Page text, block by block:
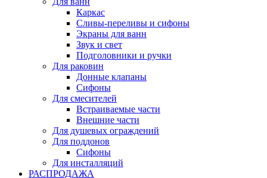
Каркас
Сливы-переливы и сифоны
Экраны для ванн
Звук и свет
Подголовники и ручки
Для раковин
Донные клапаны
Сифоны
Для смесителей
Встраиваемые части
Внешние части
Для душевых ограждений
Для поддонов
Сифоны
Для инсталляций
РАСПРОДАЖА